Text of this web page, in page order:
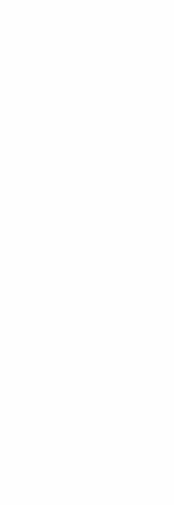
la porte de nos
contact en
sur une année
sur les actions de
thématiques, prenez
d’activité qui